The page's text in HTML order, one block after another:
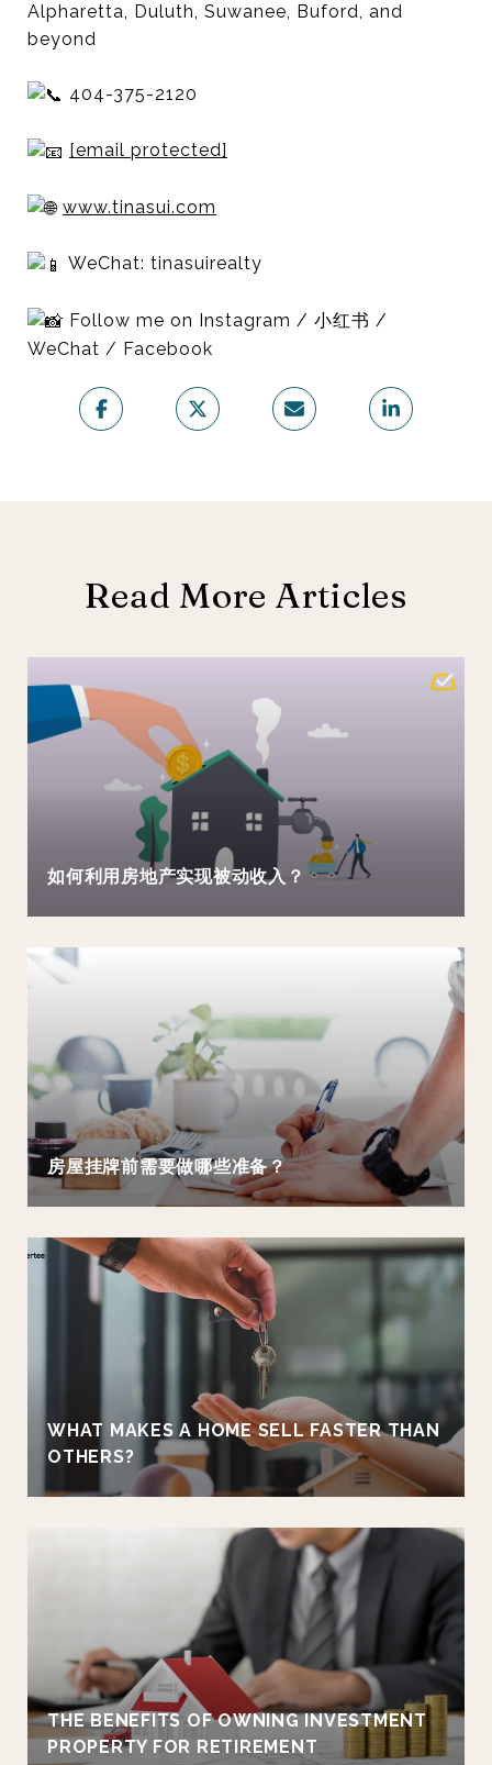
Alpharetta, Duluth, Suwanee, Buford, and
beyond
404-375-2120
[email protected]
www.tinasui.com
WeChat: tinasuirealty
Follow me on Instagram / 小红书 /
WeChat / Facebook
Read More Articles
如何利用房地产实现被动收入？
房屋挂牌前需要做哪些准备？
WHAT MAKES A HOME SELL FASTER THAN
OTHERS?
THE BENEFITS OF OWNING INVESTMENT
PROPERTY FOR RETIREMENT